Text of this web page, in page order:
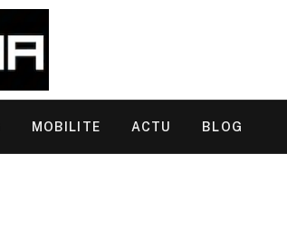
MOBILITE ACTU BLOG